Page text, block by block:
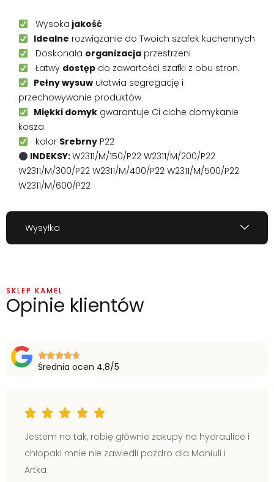
Wysoka jakość
Idealne rozwiązanie do Twoich szafek kuchennych
Doskonała organizacjaprzestrzeni
Łatwy dostępdo zawartości szafki z obu stron.
Pełny wysuwułatwia segregację i
przechowywanie produktów
Miękki domykgwarantuje Ci ciche domykanie
kosza
kolor SrebrnyP22
INDEKSY:W2311/M/150/P22 W2311/M/200/P22
W2311/M/300/P22 W2311/M/400/P22 W2311/M/500/P22
W2311/M/600/P22
Wysyłka
SKLEP KAMEL
Opinie klientów
Średnia ocen 4,8/5
Jestem na tak, robię głównie zakupy na hydraulice i
chłopaki mnie nie zawiedli pozdro dla Maniuli i
Artka